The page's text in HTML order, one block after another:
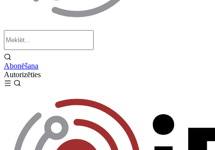
Abonēšana
Autorizēties